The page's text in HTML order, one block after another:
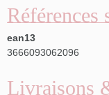
Références
ean13
3666093062096
Livraisons